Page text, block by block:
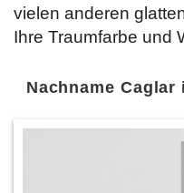
vielen anderen
Ihre Traumfarbe und
Nachname